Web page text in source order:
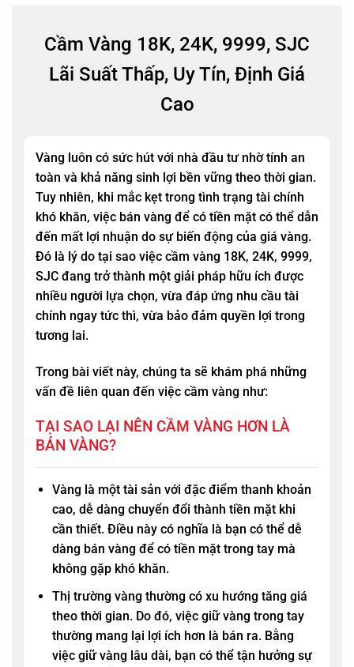
Cầm Vàng 18K, 24K, 9999, SJC
Lãi Suất Thấp, Uy Tín, Định Giá
Cao
Vàng luôn có sức hút với nhà đầu tư nhờ tính an
toàn và khả năng sinh lợi bền vững theo thời gian.
Tuy nhiên, khi mắc kẹt trong tình trạng tài chính
khó khăn, việc bán vàng để có tiền mặt có thể dẫn
đến mất lợi nhuận do sự biến động của giá vàng.
Đó là lý do tại sao việc cầm vàng 18K, 24K, 9999,
SJC đang trở thành một giải pháp hữu ích được
nhiều người lựa chọn, vừa đáp ứng nhu cầu tài
chính ngay tức thì, vừa bảo đảm quyền lợi trong
tương lai.
Trong bài viết này, chúng ta sẽ khám phá những
vấn đề liên quan đến việc cầm vàng như:
TẠI SAO LẠI NÊN CẦM VÀNG HƠN LÀ
BÁN VÀNG?
Vàng là một tài sản với đặc điểm thanh khoản
cao, dễ dàng chuyển đổi thành tiền mặt khi
cần thiết. Điều này có nghĩa là bạn có thể dễ
dàng bán vàng để có tiền mặt trong tay mà
không gặp khó khăn.
Thị trường vàng thường có xu hướng tăng giá
theo thời gian. Do đó, việc giữ vàng trong tay
thường mang lại lợi ích hơn là bán ra. Bằng
việc giữ vàng lâu dài, bạn có thể tận hưởng sự